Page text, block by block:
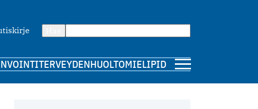
TERVEYDENHUOLTOMIELIPIDE